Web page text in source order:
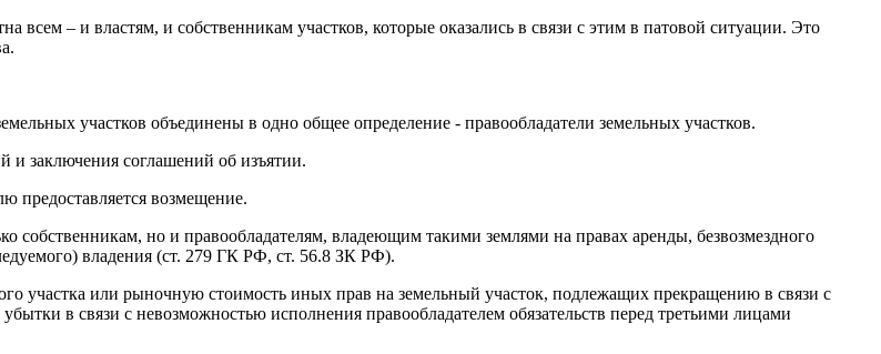
всем – и властям, и собственникам участков, которые оказались в связи с этим в патовой ситуации. Это
участков объединены в одно общее определение - правообладатели земельных участков.
и заключения соглашений об изъятии.
предоставляется возмещение.
собственникам, но и правообладателям, владеющим такими землями на правах аренды, безвозмездного
владения (ст. 279 ГК РФ, ст. 56.8 ЗК РФ).
участка или рыночную стоимость иных прав на земельный участок, подлежащих прекращению в связи с
в связи с невозможностью исполнения правообладателем обязательств перед третьими лицами